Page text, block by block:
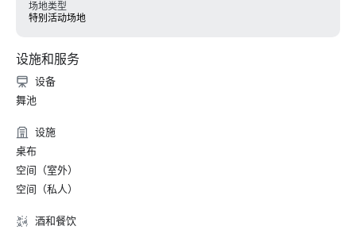
场地类型
特别活动场地
设施和服务
设备
舞池
设施
桌布
空间（室外）
空间（私人）
酒和餐饮